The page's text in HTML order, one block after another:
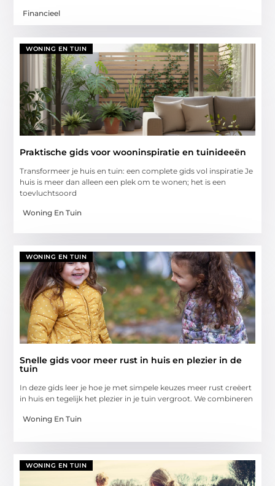
Financieel
WONING EN TUIN
Praktische gids voor wooninspiratie en tuinideeën
Transformeer je huis en tuin: een complete gids vol inspiratie Je
huis is meer dan alleen een plek om te wonen; het is een
toevluchtsoord
Woning En Tuin
WONING EN TUIN
Snelle gids voor meer rust in huis en plezier in de
tuin
In deze gids leer je hoe je met simpele keuzes meer rust creëert
in huis en tegelijk het plezier in je tuin vergroot. We combineren
Woning En Tuin
WONING EN TUIN